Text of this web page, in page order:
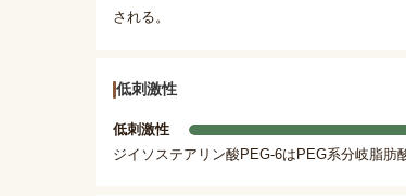
される。
低刺激性
低刺激性
ジイソステアリン酸PEG-6はPEG系分岐脂肪